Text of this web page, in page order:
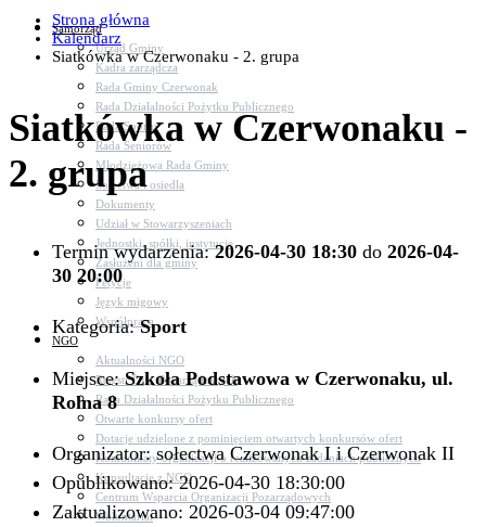
Samorząd
Urząd Gminy
Kadra zarządcza
Rada Gminy Czerwonak
Rada Działalności Pożytku Publicznego
Rada Sportu
Rada Seniorów
Młodzieżowa Rada Gminy
Sołectwa i osiedla
Dokumenty
Udział w Stowarzyszeniach
Jednostki, spółki, instytucje
Zasłużeni dla gminy
Petycje
Język migowy
Współpraca
NGO
Aktualności NGO
Rejestr Org. Pozarządowych
Rada Działalności Pożytku Publicznego
Otwarte konkursy ofert
Dotacje udzielone z pominięciem otwartych konkursów ofert
Komunikaty organizacji o realizowanych zadaniach publicznych
Konsultacje z NGO
Centrum Wsparcia Organizacji Pozarządowych
Wolontariat
Strona główna
Kalendarz
Siatkówka w Czerwonaku - 2. grupa
Siatkówka w Czerwonaku -
2. grupa
Termin wydarzenia:2026-04-30 18:30 do 2026-04-
30 20:00
Kategoria:Sport
Miejsce:Szkoła Podstawowa w Czerwonaku, ul.
Rolna 8
Organizator: sołectwa Czerwonak I i Czerwonak II
Opublikowano: 2026-04-30 18:30:00
Zaktualizowano: 2026-03-04 09:47:00